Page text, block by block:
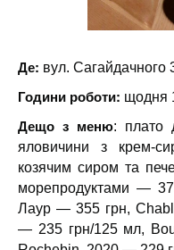
Де: вул. Сагайдачного
Години роботи: щодня
Дещо з меню: плато
яловичини з крем-
козячим сиром та
морепродуктами —
Лаур — 355 грн,
— 235 грн/125 мл,